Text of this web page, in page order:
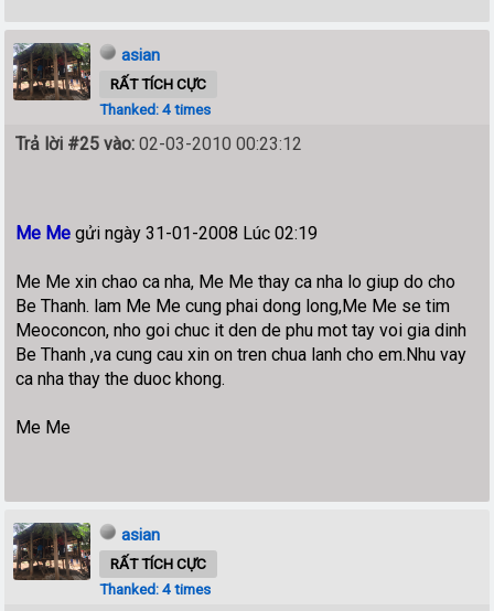
asian
RẤT TÍCH CỰC
Thanked: 4 times
Trả lời #25 vào: 02-03-2010 00:23:12
Me Me gửi ngày 31-01-2008 Lúc 02:19
Me Me xin chao ca nha, Me Me thay ca nha lo giup do cho
Be Thanh. lam Me Me cung phai dong long,Me Me se tim
Meoconcon, nho goi chuc it den de phu mot tay voi gia dinh
Be Thanh ,va cung cau xin on tren chua lanh cho em.Nhu vay
ca nha thay the duoc khong.
Me Me
asian
RẤT TÍCH CỰC
Thanked: 4 times